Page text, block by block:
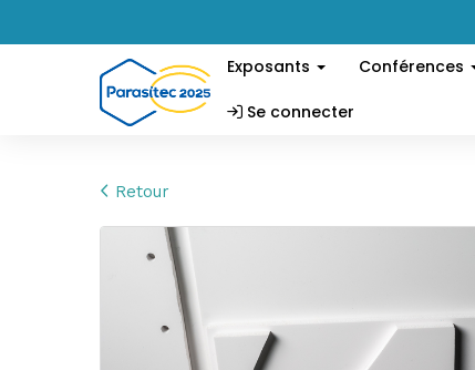
Exposants Conférences
Se connecter
Retour